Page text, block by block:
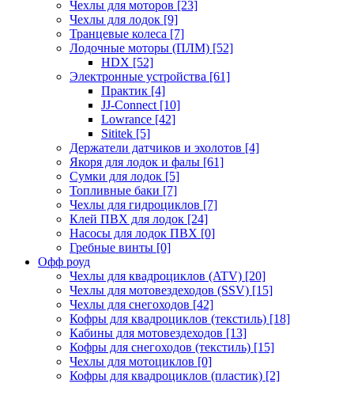
Чехлы для моторов [23]
Чехлы для лодок [9]
Транцевые колеса [7]
Лодочные моторы (ПЛМ) [52]
HDX [52]
Электронные устройства [61]
Практик [4]
JJ-Connect [10]
Lowrance [42]
Sititek [5]
Держатели датчиков и эхолотов [4]
Якоря для лодок и фалы [61]
Сумки для лодок [5]
Топливные баки [7]
Чехлы для гидроциклов [7]
Клей ПВХ для лодок [24]
Насосы для лодок ПВХ [0]
Гребные винты [0]
Офф роуд
Чехлы для квадроциклов (ATV) [20]
Чехлы для мотовездеходов (SSV) [15]
Чехлы для снегоходов [42]
Кофры для квадроциклов (текстиль) [18]
Кабины для мотовездеходов [13]
Кофры для снегоходов (текстиль) [15]
Чехлы для мотоциклов [0]
Кофры для квадроциклов (пластик) [2]